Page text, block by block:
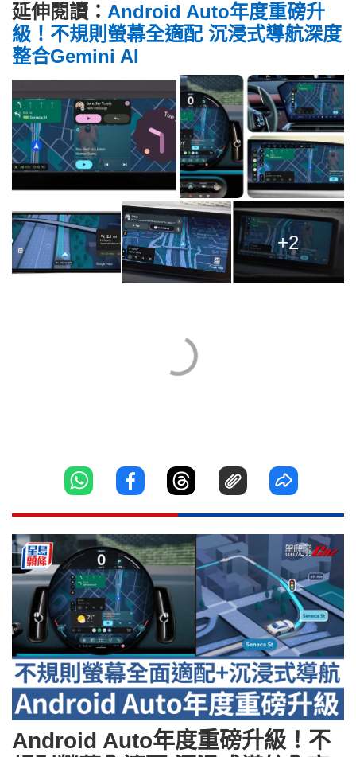
延伸閱讀： Android Auto年度重磅升
級！不規則螢幕全適配 沉浸式導航深度
整合Gemini AI
+2
Android Auto年度重磅升級！不